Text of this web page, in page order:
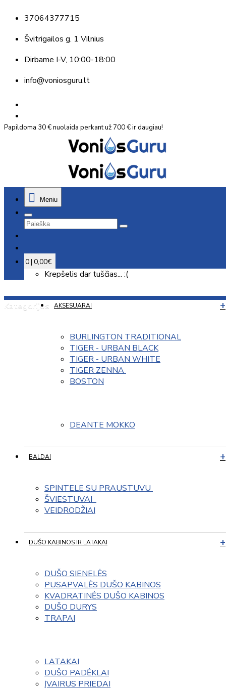
37064377715
Švitrigailos g. 1 Vilnius
Dirbame I-V, 10:00-18:00
info@voniosguru.lt
Papildoma 30 € nuolaida perkant už 700 € ir daugiau!
Meniu
0 | 0,00€
Krepšelis dar tuščias... :(
Kategorijos AKSESUARAI
BURLINGTON TRADITIONAL
TIGER - URBAN BLACK
TIGER - URBAN WHITE
TIGER ZENNA
BOSTON
DEANTE MOKKO
BALDAI
SPINTELE SU PRAUSTUVU
ŠVIESTUVAI
VEIDRODŽIAI
DUŠO KABINOS IR LATAKAI
DUŠO SIENELĖS
PUSAPVALĖS DUŠO KABINOS
KVADRATINĖS DUŠO KABINOS
DUŠO DURYS
TRAPAI
LATAKAI
DUŠO PADĖKLAI
ĮVAIRUS PRIEDAI